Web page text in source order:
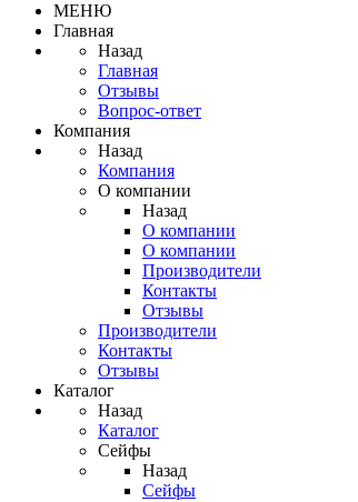
МЕНЮ
Главная
Назад
Главная
Отзывы
Вопрос-ответ
Компания
Назад
Компания
О компании
Назад
О компании
О компании
Производители
Контакты
Отзывы
Производители
Контакты
Отзывы
Каталог
Назад
Каталог
Сейфы
Назад
Сейфы